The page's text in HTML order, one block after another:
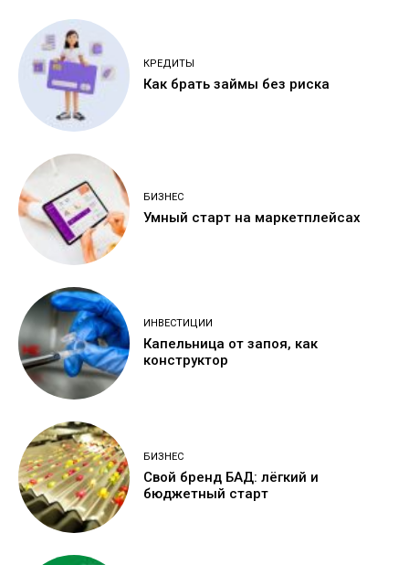
КРЕДИТЫ
Как брать займы без риска
БИЗНЕС
Умный старт на маркетплейсах
ИНВЕСТИЦИИ
Капельница от запоя, как
конструктор
БИЗНЕС
Свой бренд БАД: лёгкий и
бюджетный старт